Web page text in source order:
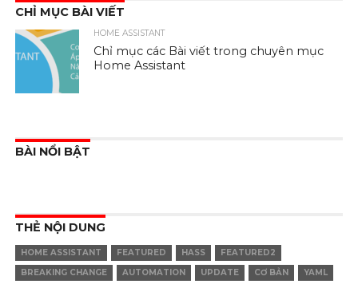
CHỈ MỤC BÀI VIẾT
HOME ASSISTANT
Chỉ mục các Bài viết trong chuyên mục
Home Assistant
BÀI NỔI BẬT
THẺ NỘI DUNG
HOME ASSISTANT FEATURED HASS
FEATURED2
BREAKING CHANGE
AUTOMATION UPDATE CƠ BẢN
YAML